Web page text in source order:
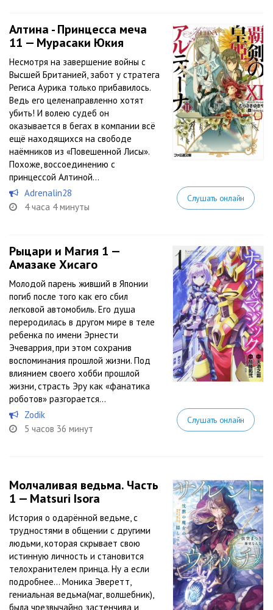
Алтина - Принцесса меча
11 — Мурасаки Юкия
Несмотря на завершение войны с
Высшей Британией, забот у стратега
Региса Аурика только прибавилось.
Ведь его целенаправленно хотят
убить! И волею судеб он
оказывается в бегах в компании всё
ещё находящихся на свободе
наёмников из «Повешенной Лисы».
Похоже, воссоединению с
принцессой Алтиной...
Adrenalin28
4 часа 4 минуты
Слушать онлайн
Рыцари и Магия 1 —
Амазаке Хисаго
Молодой парень живший в Японии
погиб после того как его сбил
легковой автомобиль. Его душа
переродилась в другом мире в теле
ребенка по имени Эрнести
Эчеваррия, при этом сохранив
воспоминания прошлой жизни. Под
влиянием своего хобби прошлой
жизни, страсть Эру как «фанатика
роботов» разгорается...
Zodik
5 часов 36 минут
Слушать онлайн
Молчаливая ведьма. Часть
1 — Matsuri Isora
История о одарённой ведьме, с
трудностями в общении с другими
людьми, которая скрывает свою
истинную личность и становится
телохранителем принца. Ну а если
подробнее… Моника Эверетт,
гениальная ведьма(маг, волшебник),
была чрезвычайно застенчива и